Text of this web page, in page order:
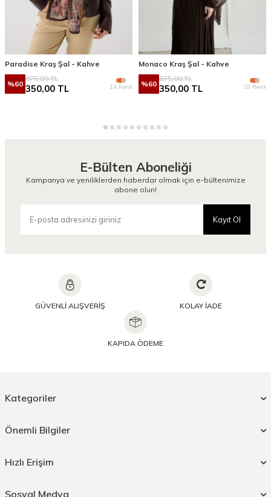
Paradise Kraş Şal - Kahve
%60
875,00TL
350,00 TL 14 Renk
Monaco Kraş Şal - Kahve
%60
875,00TL
350,00 TL 18 Renk
E-Bülten Aboneliği
Kampanya ve yeniliklerden haberdar olmak için e-bültenimize
abone olun!
Kayıt Ol
GÜVENLİ ALIŞVERİŞ KOLAY İADE
KAPIDA ÖDEME
Sosyal Medya
Kategoriler
Önemli Bilgiler
Hızlı Erişim